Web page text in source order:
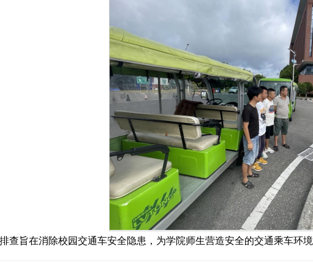
查旨在消除校园交通车安全隐患，为学院师生营造安全的交通乘车环